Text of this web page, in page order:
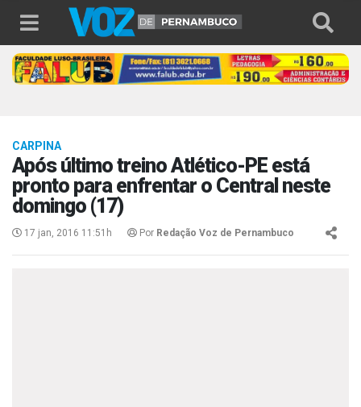
CARPINA
Após último treino Atlético-PE está
pronto para enfrentar o Central neste
domingo (17)
17 jan, 2016 11:51h Por Redação Voz de Pernambuco